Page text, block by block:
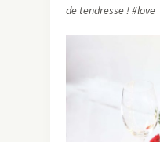
de tendresse ! #love